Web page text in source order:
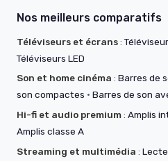
Nos meilleurs comparatifs
Téléviseurs et écrans:
Téléviseurs LED
Son et home cinéma : Barres de
son compactes · Barres de son
Hi-fi et audio premium: Amplis
Amplis classe A
Streaming et multimédia :